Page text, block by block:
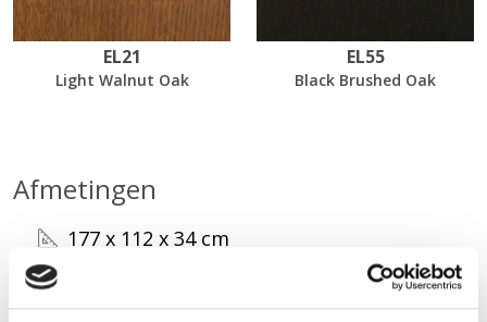
EL21
Light Walnut Oak
EL55
Black Brushed Oak
Afmetingen
177 x 112 x 34 cm